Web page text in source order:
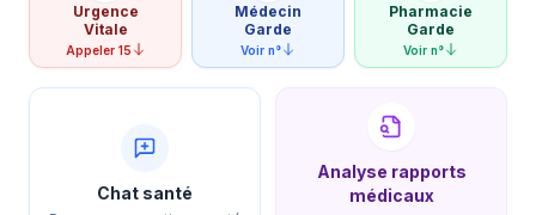
Urgence
Vitale
Appeler 15
Médecin
Garde
Voir n°
Pharmacie
Garde
Voir n°
Chat santé
Analyse rapports
médicaux